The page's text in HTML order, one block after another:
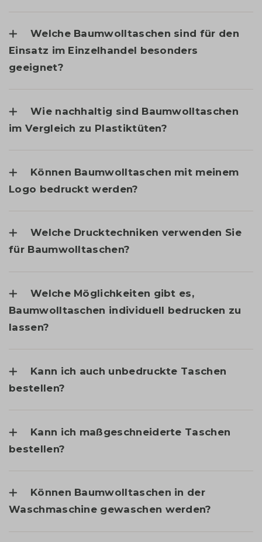
Welche Baumwolltaschen sind für den
Einsatz im Einzelhandel besonders
geeignet?
Wie nachhaltig sind Baumwolltaschen
im Vergleich zu Plastiktüten?
Können Baumwolltaschen mit meinem
Logo bedruckt werden?
Welche Drucktechniken verwenden Sie
für Baumwolltaschen?
Welche Möglichkeiten gibt es,
Baumwolltaschen individuell bedrucken zu
lassen?
Kann ich auch unbedruckte Taschen
bestellen?
Kann ich maßgeschneiderte Taschen
bestellen?
Können Baumwolltaschen in der
Waschmaschine gewaschen werden?